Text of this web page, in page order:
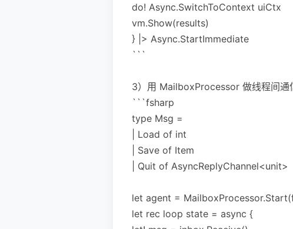
do! Async.SwitchToContext uiCtx
vm.Show(results)
} |> Async.StartImmediate
```
3）用 MailboxProcessor 做线程间通
```fsharp
type Msg =
| Load of int
| Save of Item
| Quit of AsyncReplyChannel<unit>
let agent =
let rec loop state = async {